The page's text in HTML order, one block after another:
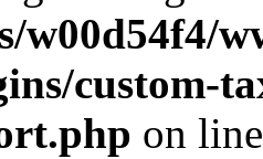
w00d54f4/
custom-
on